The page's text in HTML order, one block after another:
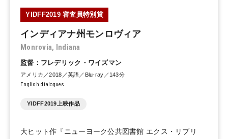
YIDFF2019 審査員特別賞
インディアナ州モンロヴィア
Monrovia, Indiana
監督：フレデリック・ワイズマン
アメリカ／2018／英語／Blu-ray／143分
English dialogues
YIDFF2019上映作品
大ヒット作『ニューヨーク公共図書館 エクス・リブリ